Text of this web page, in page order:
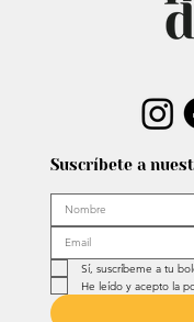
Suscríbete a
Sí, suscríbeme a tu
He leído y acepto la